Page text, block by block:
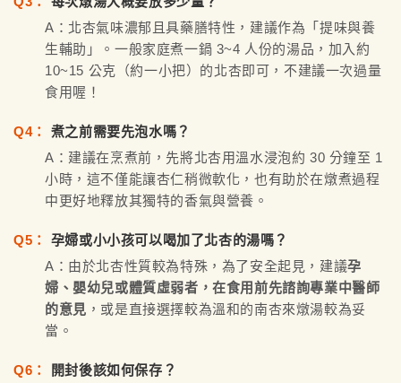
A：北杏氣味濃郁且具藥膳特性，建議作為「提味與養
生輔助」。一般家庭煮一鍋 3~4 人份的湯品，加入約
10~15 公克（約一小把）的北杏即可，不建議一次過量
食用喔！
Q4：
煮之前需要先泡水嗎？
A：建議在烹煮前，先將北杏用溫水浸泡約 30 分鐘至 1
小時，這不僅能讓杏仁稍微軟化，也有助於在燉煮過程
中更好地釋放其獨特的香氣與營養。
Q5：
孕婦或小小孩可以喝加了北杏的湯嗎？
A：由於北杏性質較為特殊，為了安全起見，建議孕
婦、嬰幼兒或體質虛弱者，在食用前先諮詢專業中醫師
的意見 ，或是直接選擇較為溫和的南杏來燉湯較為妥
當。
Q6：
開封後該如何保存？